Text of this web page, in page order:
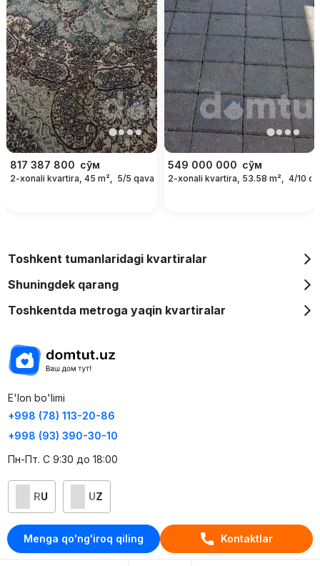
Menga qo'ng'iroq qiling Kontaktlar
817 387 800 сўм
2-xonali kvartira, 45 m², 5/5 qavat
549 000 000 сўм
2-xonali kvartira, 53.58 m², 4/10
Toshkent tumanlaridagi kvartiralar
Shuningdek qarang
Toshkentda metroga yaqin kvartiralar
E'lon bo'limi
+998 (78) 113-20-86
+998 (93) 390-30-10
Пн-Пт. С 9:30 до 18:00
RU UZ
Kontaktlar